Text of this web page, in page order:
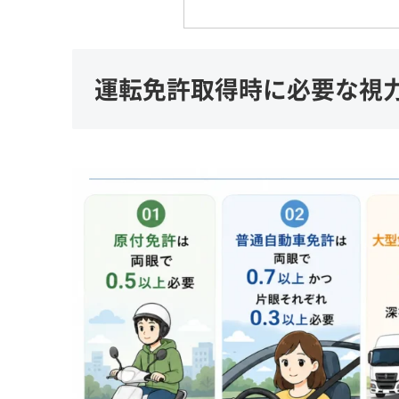
運転免許取得時に必要な視